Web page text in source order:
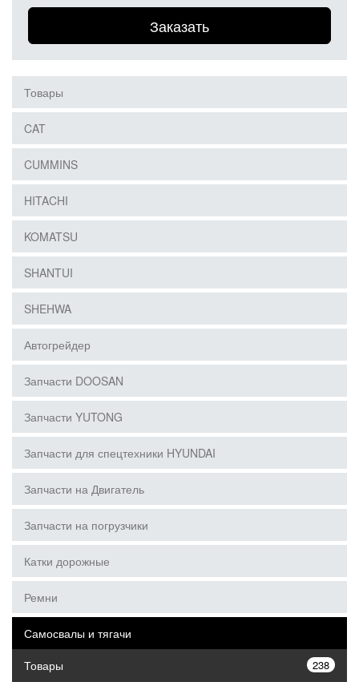
Заказать
Товары
CAT
CUMMINS
HITACHI
KOMATSU
SHANTUI
SHEHWA
Автогрейдер
Запчасти DOOSAN
Запчасти YUTONG
Запчасти для спецтехники HYUNDAI
Запчасти на Двигатель
Запчасти на погрузчики
Катки дорожные
Ремни
Самосвалы и тягачи
Товары
238